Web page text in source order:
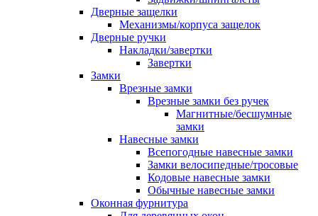
Дверные защелки
Механизмы/корпуса защелок
Дверные ручки
Накладки/завертки
Завертки
Замки
Врезные замки
Врезные замки без ручек
Магнитные/бесшумные
замки
Навесные замки
Всепогодные навесные замки
Замки велосипедные/тросовые
Кодовые навесные замки
Обычные навесные замки
Оконная фурнитура